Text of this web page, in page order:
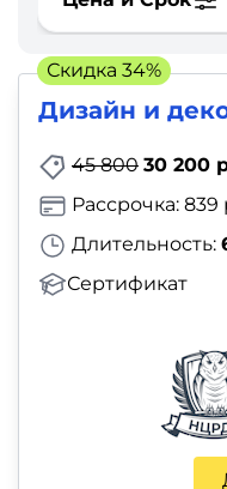
Дизайн и
45 800 30 200
Длительность:
Сертификат
Рассрочка:
Скидка 34%
аудио
язык
Для
детей
Красота,
фитнес